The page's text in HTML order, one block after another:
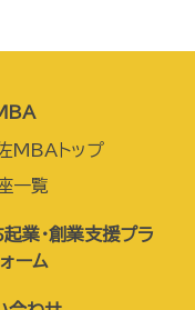
MBAトップ
一覧
起業・創業支援プラ
ーム